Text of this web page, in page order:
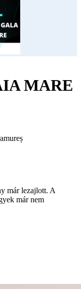
MARE
már lezajlott. A
már nem